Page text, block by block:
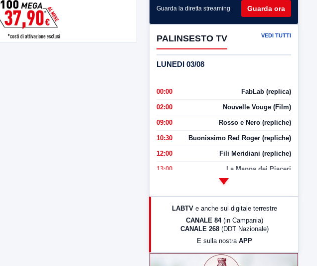
Guarda la diretta streaming Guarda ora
PALINSESTO TV VEDI TUTTI
LUNEDI 03/08
00:00 FabLab (replica)
02:00 Nouvelle Vouge (Film)
09:00 Rosso e Nero (repliche)
10:30 Buonissimo Red Roger (repliche)
12:00 Fili Meridiani (repliche)
13:00 La Mappa dei Piaceri
LabNews (Diretta)
LabNews (replica)
LABTV e anche sul digitale terrestre
CANALE 84 (in Campania)
CANALE 268 (DDT Nazionale)
E sulla nostra APP